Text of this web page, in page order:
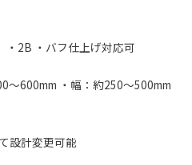
・2B ・バフ仕上げ対応可
〜600mm ・幅：約250〜500mm
設計変更可能